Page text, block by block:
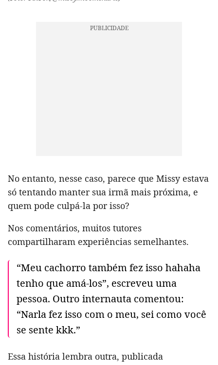
No entanto, nesse caso, parece que Missy estava
só tentando manter sua irmã mais próxima, e
quem pode culpá-la por isso?
Nos comentários, muitos tutores
compartilharam experiências semelhantes.
“Meu cachorro também fez isso hahaha
tenho que amá-los”, escreveu uma
pessoa. Outro internauta comentou:
“Narla fez isso com o meu, sei como você
se sente kkk.”
Essa história lembra outra, publicada